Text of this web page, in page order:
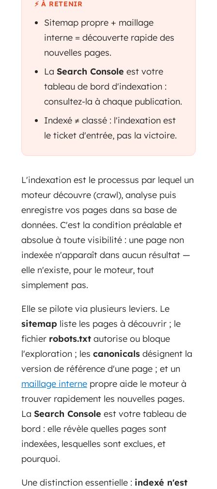
⚡ À RETENIR
Sitemap propre + maillage
interne = découverte rapide des
nouvelles pages.
La Search Console est votre
tableau de bord d'indexation :
consultez-la à chaque publication.
Indexé ≠ classé : l'indexation est
le ticket d'entrée, pas la victoire.
L'indexation est le processus par lequel un
moteur découvre (crawl), analyse puis
enregistre vos pages dans sa base de
données. C'est la condition préalable et
absolue à toute visibilité : une page non
indexée n'apparaît dans aucun résultat —
elle n'existe, pour le moteur, tout
simplement pas.
Elle se pilote via plusieurs leviers. Le
sitemap liste les pages à découvrir ; le
fichier robots.txt autorise ou bloque
l'exploration ; les canonicals désignent la
version de référence d'une page ; et un
maillage interne propre aide le moteur à
trouver rapidement les nouvelles pages.
La Search Console est votre tableau de
bord : elle révèle quelles pages sont
indexées, lesquelles sont exclues, et
pourquoi.
Une distinction essentielle : indexé n'est